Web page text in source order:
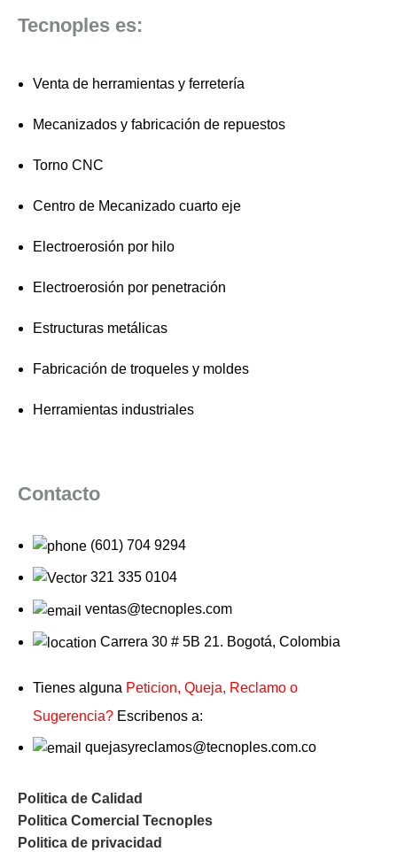
Tecnoples es:
Venta de herramientas y ferretería
Mecanizados y fabricación de repuestos
Torno CNC
Centro de Mecanizado cuarto eje
Electroerosión por hilo
Electroerosión por penetración
Estructuras metálicas
Fabricación de troqueles y moldes
Herramientas industriales
Contacto
(601) 704 9294
321 335 0104
ventas@tecnoples.com
Carrera 30 # 5B 21. Bogotá, Colombia
Tienes alguna Peticion, Queja, Reclamo o
Sugerencia? Escribenos a:
quejasyreclamos@tecnoples.com.co
Politica de Calidad
Politica Comercial Tecnoples
Politica de privacidad